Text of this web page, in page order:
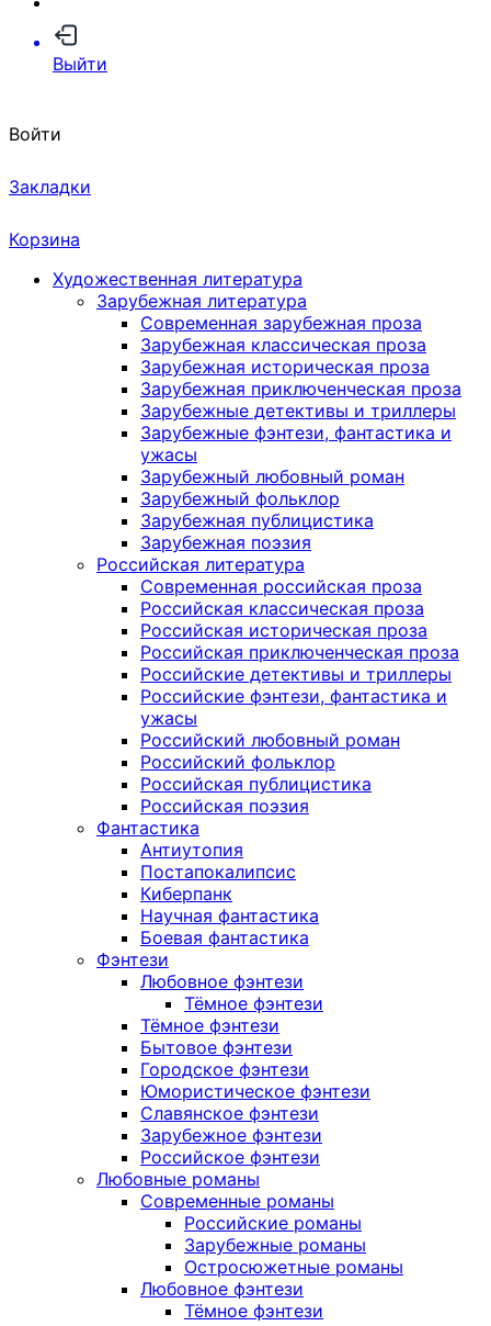
Выйти
Войти
Закладки
Корзина
Художественная литература
Зарубежная литература
Современная зарубежная проза
Зарубежная классическая проза
Зарубежная историческая проза
Зарубежная приключенческая проза
Зарубежные детективы и триллеры
Зарубежные фэнтези, фантастика и
ужасы
Зарубежный любовный роман
Зарубежный фольклор
Зарубежная публицистика
Зарубежная поэзия
Российская литература
Современная российская проза
Российская классическая проза
Российская историческая проза
Российская приключенческая проза
Российские детективы и триллеры
Российские фэнтези, фантастика и
ужасы
Российский любовный роман
Российский фольклор
Российская публицистика
Российская поэзия
Фантастика
Антиутопия
Постапокалипсис
Киберпанк
Научная фантастика
Боевая фантастика
Фэнтези
Любовное фэнтези
Тёмное фэнтези
Тёмное фэнтези
Бытовое фэнтези
Городское фэнтези
Юмористическое фэнтези
Славянское фэнтези
Зарубежное фэнтези
Российское фэнтези
Любовные романы
Современные романы
Российские романы
Зарубежные романы
Остросюжетные романы
Любовное фэнтези
Тёмное фэнтези